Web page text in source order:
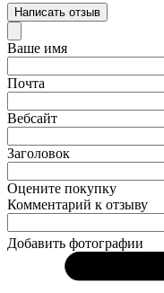
Написать отзыв
Ваше имя
Почта
Вебсайт
Заголовок
Оцените покупку
Комментарий к отзыву
Добавить фотографии